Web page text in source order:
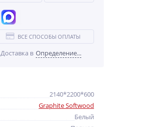
ВСЕ СПОСОБЫ ОПЛАТЫ
Доставка в Определение...
2140*2200*600
Graphite Softwood
Белый